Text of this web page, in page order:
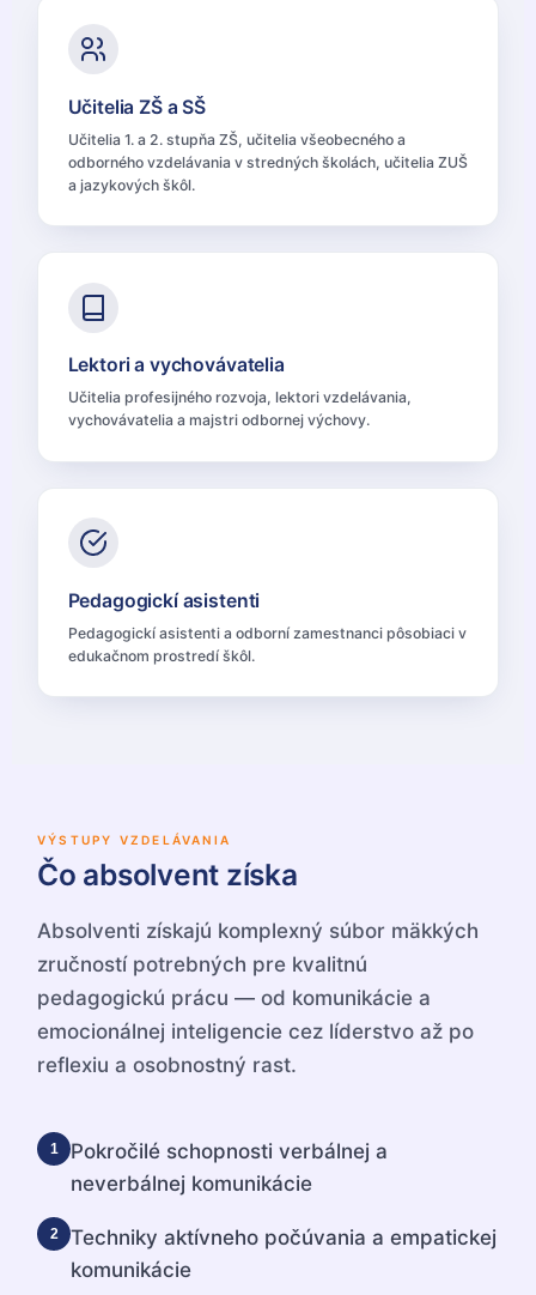
Učitelia ZŠ a SŠ
Učitelia 1. a 2. stupňa ZŠ, učitelia všeobecného a
odborného vzdelávania v stredných školách, učitelia ZUŠ
a jazykových škôl.
Lektori a vychovávatelia
Učitelia profesijného rozvoja, lektori vzdelávania,
vychovávatelia a majstri odbornej výchovy.
Pedagogickí asistenti
Pedagogickí asistenti a odborní zamestnanci pôsobiaci v
edukačnom prostredí škôl.
VÝSTUPY VZDELÁVANIA
Čo absolvent získa
Absolventi získajú komplexný súbor mäkkých
zručností potrebných pre kvalitnú
pedagogickú prácu — od komunikácie a
emocionálnej inteligencie cez líderstvo až po
reflexiu a osobnostný rast.
1
Pokročilé schopnosti verbálnej a
neverbálnej komunikácie
2
Techniky aktívneho počúvania a empatickej
komunikácie